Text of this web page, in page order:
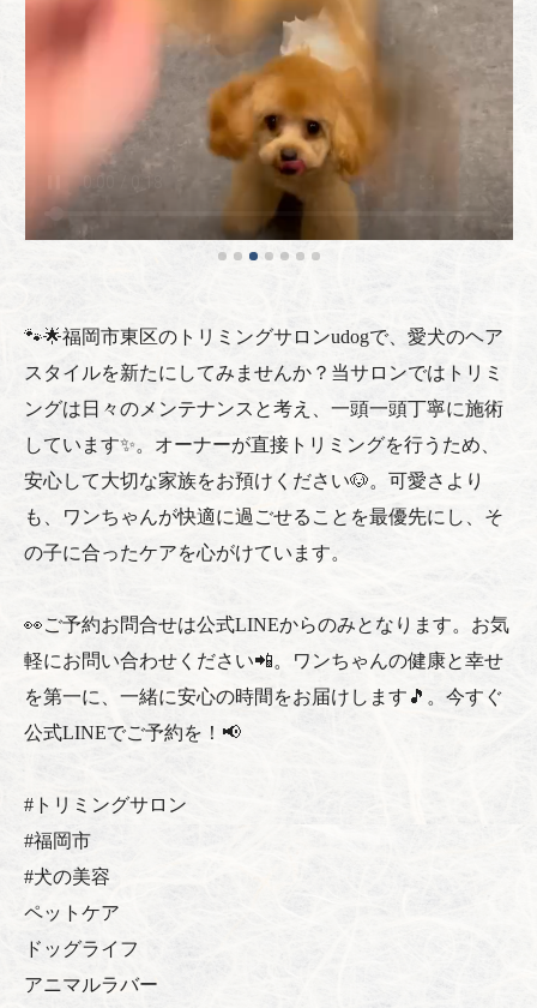
🐾🌟福岡市東区のトリミングサロンudogで、愛犬のヘア
スタイルを新たにしてみませんか？当サロンではトリミ
ングは日々のメンテナンスと考え、一頭一頭丁寧に施術
しています✨。オーナーが直接トリミングを行うため、
安心して大切な家族をお預けください🐶。可愛さより
も、ワンちゃんが快適に過ごせることを最優先にし、そ
の子に合ったケアを心がけています。
👀ご予約お問合せは公式LINEからのみとなります。お気
軽にお問い合わせください📲。ワンちゃんの健康と幸せ
を第一に、一緒に安心の時間をお届けします🎵。今すぐ
公式LINEでご予約を！📢
#トリミングサロン
#福岡市
#犬の美容
ペットケア
ドッグライフ
アニマルラバー